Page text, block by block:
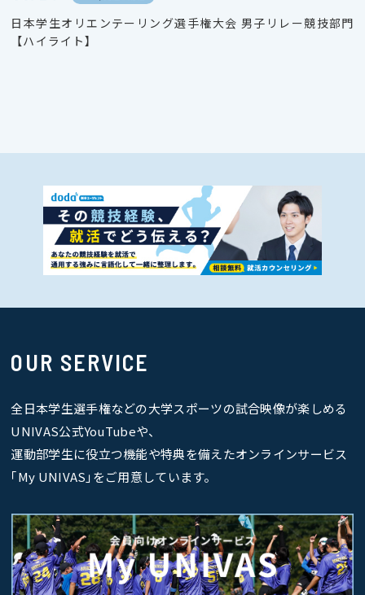
日本学生オリエンテーリング選手権大会 男子リレー競技部門
【ハイライト】
OUR SERVICE
全日本学生選手権などの大学スポーツの試合映像が楽しめる
UNIVAS公式YouTubeや、
運動部学生に役立つ機能や特典を備えたオンラインサービス
｢My UNIVAS｣をご用意しています。